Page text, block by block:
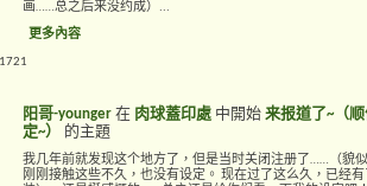
画……总之后来没约成）...
更多內容
阳哥-younger 在 肉球蓋印處 中開始 来报道了~（
定~）
的主題
我几年前就发现这个地方了，但是当时关闭注册了……（貌
刚刚接触这些不久，也没有设定。 现在过了这么久，已经